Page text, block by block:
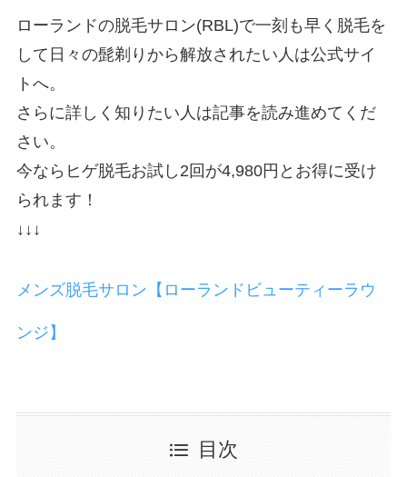
ローランドの脱毛サロン(RBL)で一刻も早く脱毛を
して日々の髭剃りから解放されたい人は公式サイ
トへ。
さらに詳しく知りたい人は記事を読み進めてくだ
さい。
今ならヒゲ脱毛お試し2回が4,980円とお得に受け
られます！
↓↓↓
メンズ脱毛サロン【ローランドビューティーラウ
ンジ】
目次